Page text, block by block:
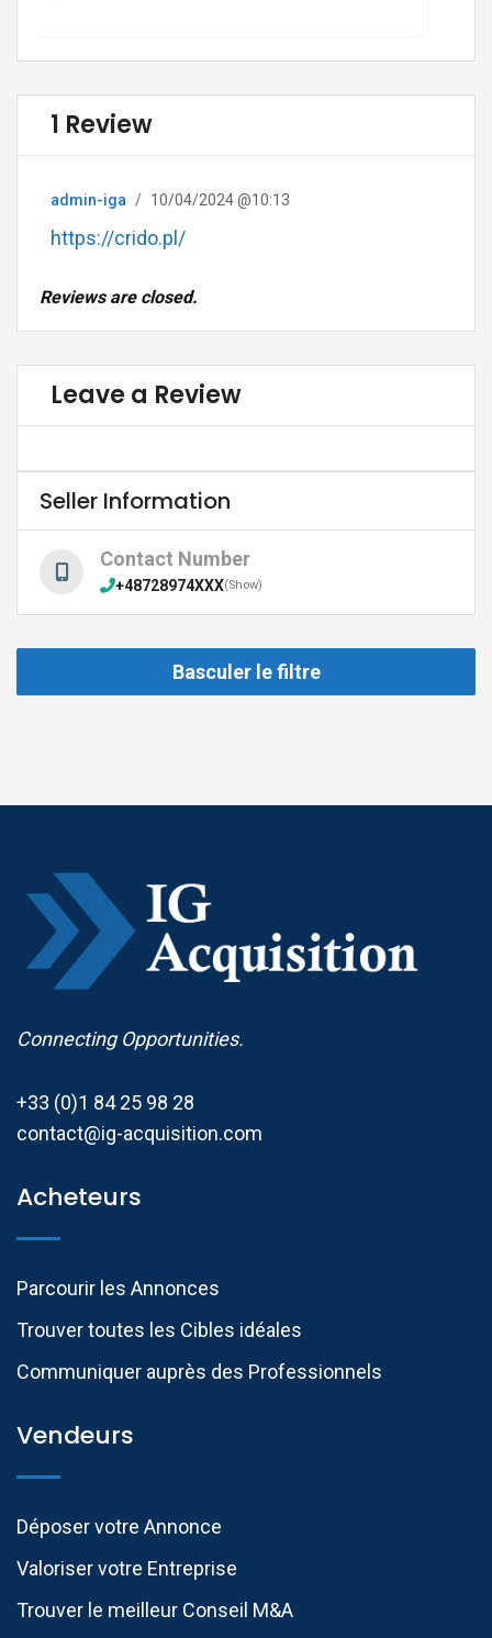
1 Review
admin-iga / 10/04/2024 @10:13
https://crido.pl/
Reviews are closed.
Leave a Review
Seller Information
Contact Number
+48728974XXX(Show)
Basculer le filtre
Connecting Opportunities.
+33 (0)1 84 25 98 28
contact@ig-acquisition.com
Acheteurs
Parcourir les Annonces
Trouver toutes les Cibles idéales
Communiquer auprès des Professionnels​
Vendeurs
Déposer votre Annonce
Valoriser votre Entreprise
Trouver le meilleur Conseil M&A